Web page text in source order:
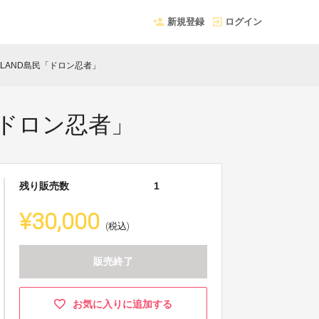
新規登録 ログイン
島民「ドロン忍者」
ン忍者」
残り販売数 1
¥30,000 (税込)
販売終了
お気に入りに追加する